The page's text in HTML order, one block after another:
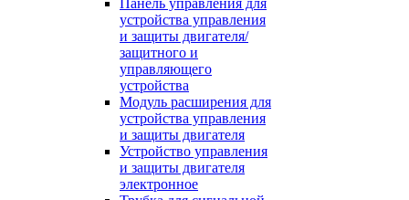
Панель управления для
устройства управления
и защиты двигателя/
защитного и
управляющего
устройства
Модуль расширения для
устройства управления
и защиты двигателя
Устройство управления
и защиты двигателя
электронное